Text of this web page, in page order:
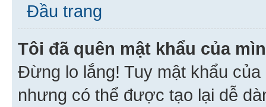
Đầu trang
Tôi đã quên mật khẩu của
Đừng lo lắng! Tuy mật khẩu
nhưng có thể được tạo lại dễ